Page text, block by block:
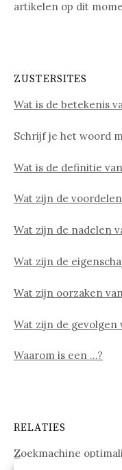
artikelen op dit
ZUSTERSITES
Wat is de betekenis
Schrijf je het woord
Wat is de definitie
Wat zijn de
Wat zijn de nadelen
Wat zijn de
Wat zijn oorzaken
Wat zijn de gevolgen
Waarom is een …?
RELATIES
Zoekmachine